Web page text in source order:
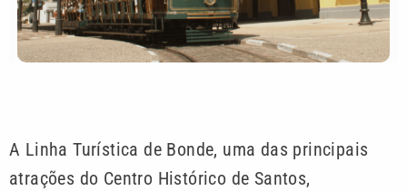
A Linha Turística de Bonde, uma das principais
atrações do Centro Histórico de Santos,